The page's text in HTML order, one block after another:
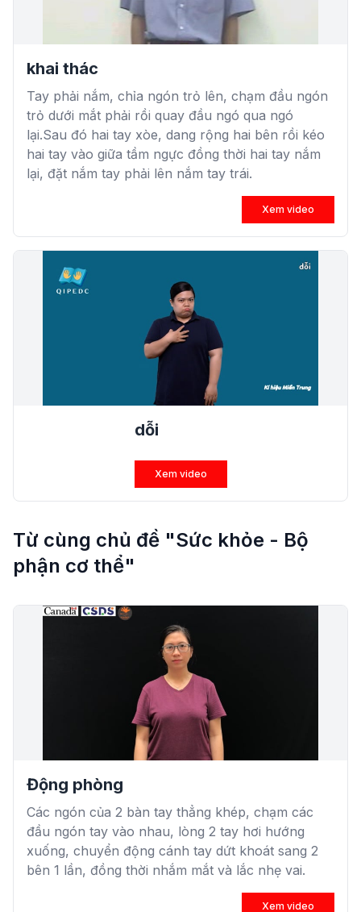
khai thác
Tay phải nắm, chỉa ngón trỏ lên, chạm đầu ngón
trỏ dưới mắt phải rồi quay đầu ngó qua ngó
lại.Sau đó hai tay xòe, dang rộng hai bên rồi kéo
hai tay vào giữa tầm ngực đồng thời hai tay nắm
lại, đặt nắm tay phải lên nắm tay trái.
Xem video
dỗi
Xem video
Từ cùng chủ đề "Sức khỏe - Bộ
phận cơ thể"
Động phòng
Các ngón của 2 bàn tay thẳng khép, chạm các
đầu ngón tay vào nhau, lòng 2 tay hơi hướng
xuống, chuyển động cánh tay dứt khoát sang 2
bên 1 lần, đồng thời nhắm mắt và lắc nhẹ vai.
Xem video